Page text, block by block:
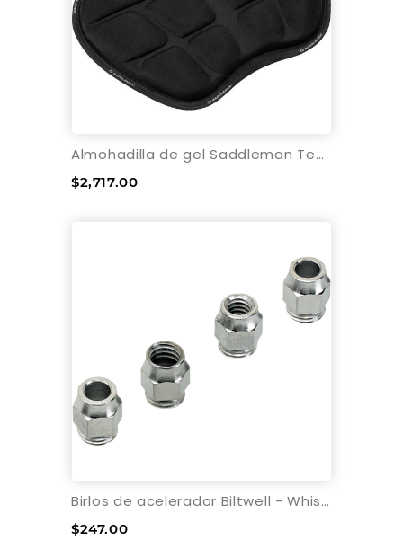
Almohadilla de gel Saddleman Tech Memory Foam Extragrande
$2,717.00
Birlos de acelerador Biltwell - Whisky
$247.00